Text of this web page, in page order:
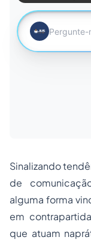
Sinalizando
de
alguma forma
em
que atuam